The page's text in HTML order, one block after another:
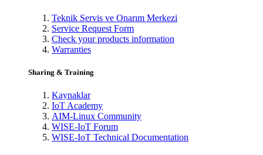
Teknik Servis ve Onarım Merkezi
Service Request Form
Check your products information
Warranties
Sharing & Training
Kaynaklar
IoT Academy
AIM-Linux Community
WISE-IoT Forum
WISE-IoT Technical Documentation